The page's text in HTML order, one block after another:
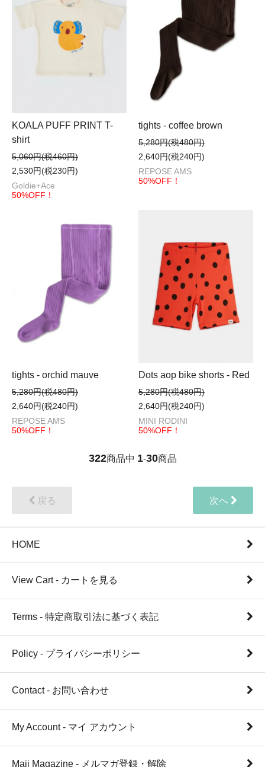
KOALA PUFF PRINT T-
shirt
5,060円(税460円)
2,530円(税230円)
Goldie+Ace
50%OFF！
tights - coffee brown
5,280円(税480円)
2,640円(税240円)
REPOSE AMS
50%OFF！
tights - orchid mauve
5,280円(税480円)
2,640円(税240円)
REPOSE AMS
50%OFF！
Dots aop bike shorts - Red
5,280円(税480円)
2,640円(税240円)
MINI RODINI
50%OFF！
322商品中 1-30商品
戻る 次へ
HOME
View Cart - カートを見る
Terms - 特定商取引法に基づく表記
Policy - プライバシーポリシー
Contact - お問い合わせ
My Account - マイ アカウント
Maii Magazine - メルマガ登録・解除